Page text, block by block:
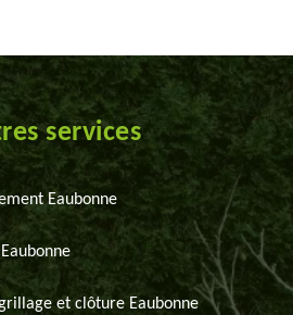
services
Eaubonne
et clôture Eaubonne